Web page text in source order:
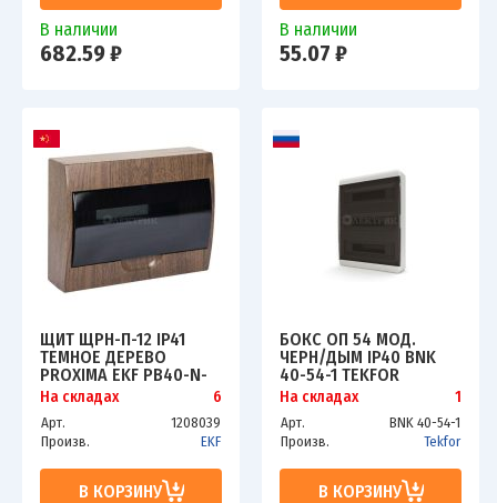
В наличии
682.59 ₽
В наличии
55.07 ₽
ЩИТ ЩРН-П-12 IP41
ТЕМНОЕ ДЕРЕВО
PROXIMA EKF PB40-N-
12-DARK
На складах 6
Арт.
1208039
Произв.
EKF
В КОРЗИНУ
БОКС ОП 54 МОД.
ЧЕРН/ДЫМ IP40 BNK
40-54-1 TEKFOR
На складах 1
Арт.
BNK 40-54-1
Произв.
Tekfor
В КОРЗИНУ